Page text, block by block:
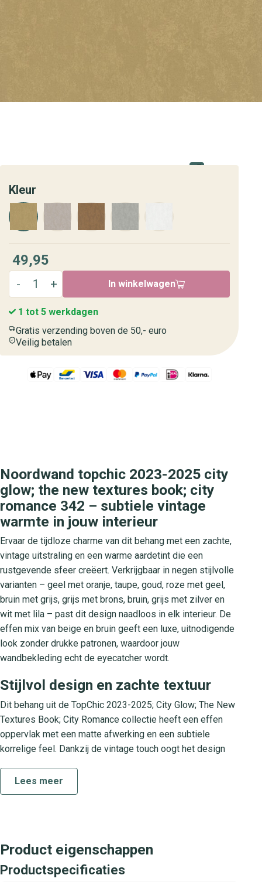
Kleur
49,95
In winkelwagen
1 tot 5 werkdagen
Gratis verzending boven de 50,- euro
Veilig betalen
Noordwand topchic 2023-2025 city
glow; the new textures book; city
romance 342 – subtiele vintage
warmte in jouw interieur
Ervaar de tijdloze charme van dit behang met een zachte,
vintage uitstraling en een warme aardetint die een
rustgevende sfeer creëert. Verkrijgbaar in negen stijlvolle
varianten – geel met oranje, taupe, goud, roze met geel,
bruin met grijs, grijs met brons, bruin, grijs met zilver en
wit met lila – past dit design naadloos in elk interieur. De
effen mix van beige en bruin geeft een luxe, uitnodigende
look zonder drukke patronen, waardoor jouw
wandbekleding echt de eyecatcher wordt.
Stijlvol design en zachte textuur
Dit behang uit de TopChic 2023-2025; City Glow; The New
Textures Book; City Romance collectie heeft een effen
oppervlak met een matte afwerking en een subtiele
korrelige feel. Dankzij de vintage touch oogt het design
warme dimensie toe aan je woonkamer, slaapkamer of
studeerkamer. Dankzij de rustgevende aardetint krijg je
Glow; The New Textures Book; City
Romance
Lees meer
Product eigenschappen
Productspecificaties